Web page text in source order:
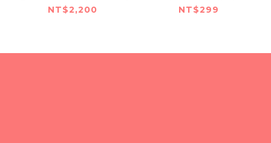
NT$2,200 NT$299